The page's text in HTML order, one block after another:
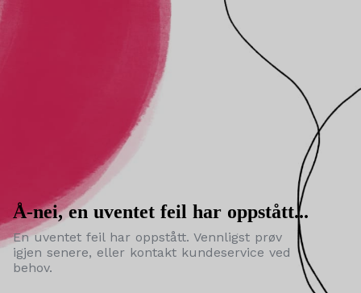
Å-nei, en uventet feil har oppstått...
En uventet feil har oppstått. Vennligst prøv
igjen senere, eller kontakt kundeservice ved
behov.